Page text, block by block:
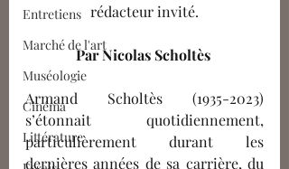
Entretiens
Marché de l'art
Muséologie
Cinéma
Littérature
rédacteur invité.
Par Nicolas Scholtès
Armand Scholtès (1935-2023)
s’étonnait quotidiennement,
particulièrement durant les
dernières années de sa carrière, du